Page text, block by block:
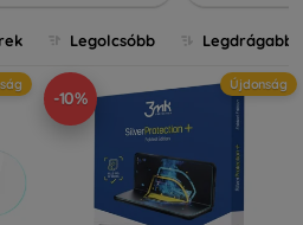
a minőséget szem
minden eszközre.
Legolcsóbb Legdrágabb
-10%
Újdonság